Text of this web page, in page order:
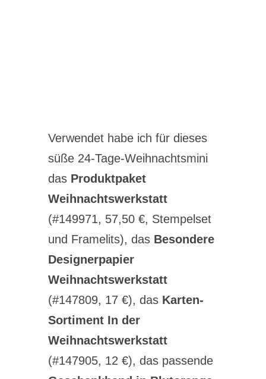
Verwendet habe ich für dieses
süße 24-Tage-Weihnachtsmini
das Produktpaket
Weihnachtswerkstatt
(#149971, 57,50 €, Stempelset
und Framelits), das Besondere
Designerpapier
Weihnachtswerkstatt
(#147809, 17 €), dasKarten-
Sortiment In der
Weihnachtswerkstatt
(#147905, 12 €), das passende